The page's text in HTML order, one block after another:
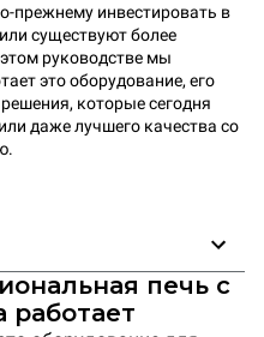
прежнему инвестировать в
существуют более
руководстве мы
это оборудование, его
которые сегодня
даже лучшего качества со
печь с
работает